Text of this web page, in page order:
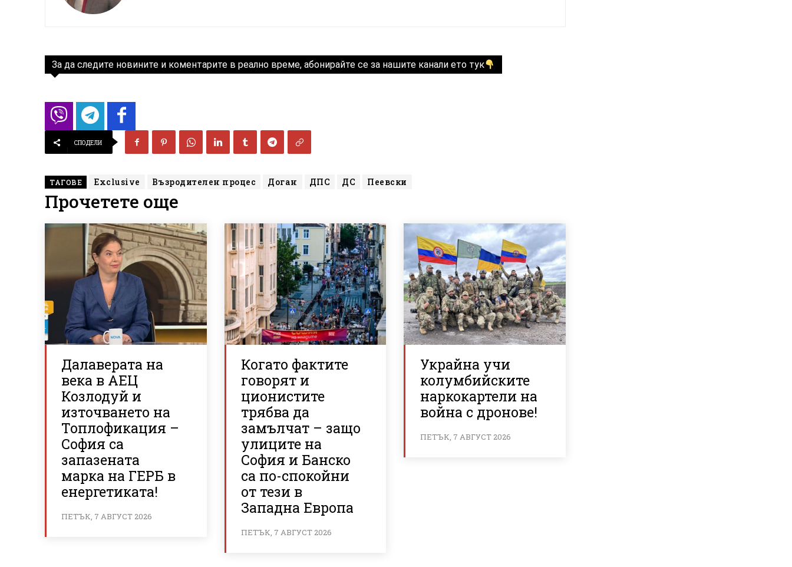
За да следите новините и коментарите в реално време, абонирайте се за нашите канали ето тук
СПОДЕЛИ
ТАГОВЕ Exclusive Възродителен процес Доган ДПС ДС Пеевски
Прочетете още
Далаверата на
века в АЕЦ
Козлодуй и
източването на
Топлофикация –
София са
запазената
марка на ГЕРБ в
енергетиката!
ПЕТЪК, 7 АВГУСТ 2026
Когато фактите
говорят и
ционистите
трябва да
замълчат – защо
улиците на
София и Банско
са по-спокойни
от тези в
Западна Европа
ПЕТЪК, 7 АВГУСТ 2026
Украйна учи
колумбийските
наркокартели на
война с дронове!
ПЕТЪК, 7 АВГУСТ 2026